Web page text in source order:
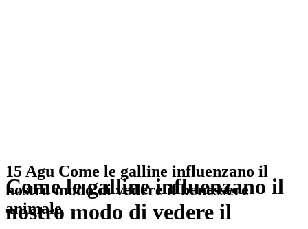
Come le galline influenzano il
nostro modo di vedere il
15 Agu Come le galline influenzano il
nostro modo di vedere il benessere
animale